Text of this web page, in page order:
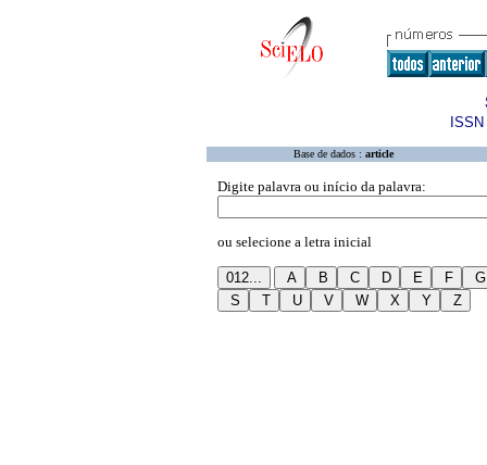
Base de dados : article
Digite palavra ou início da palavra:
ou selecione a letra inicial